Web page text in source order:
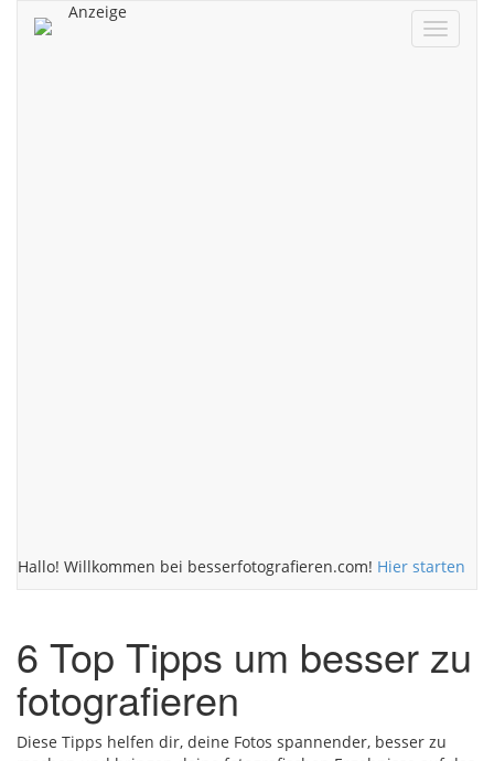
ein/aus
Anzeige
Hallo! Willkommen bei besserfotografieren.com! Hier starten
6 Top Tipps um besser zu
fotografieren
Diese Tipps helfen dir, deine Fotos spannender, besser zu